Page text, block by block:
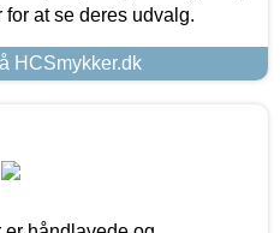
at se deres udvalg.
HCSmykker.dk